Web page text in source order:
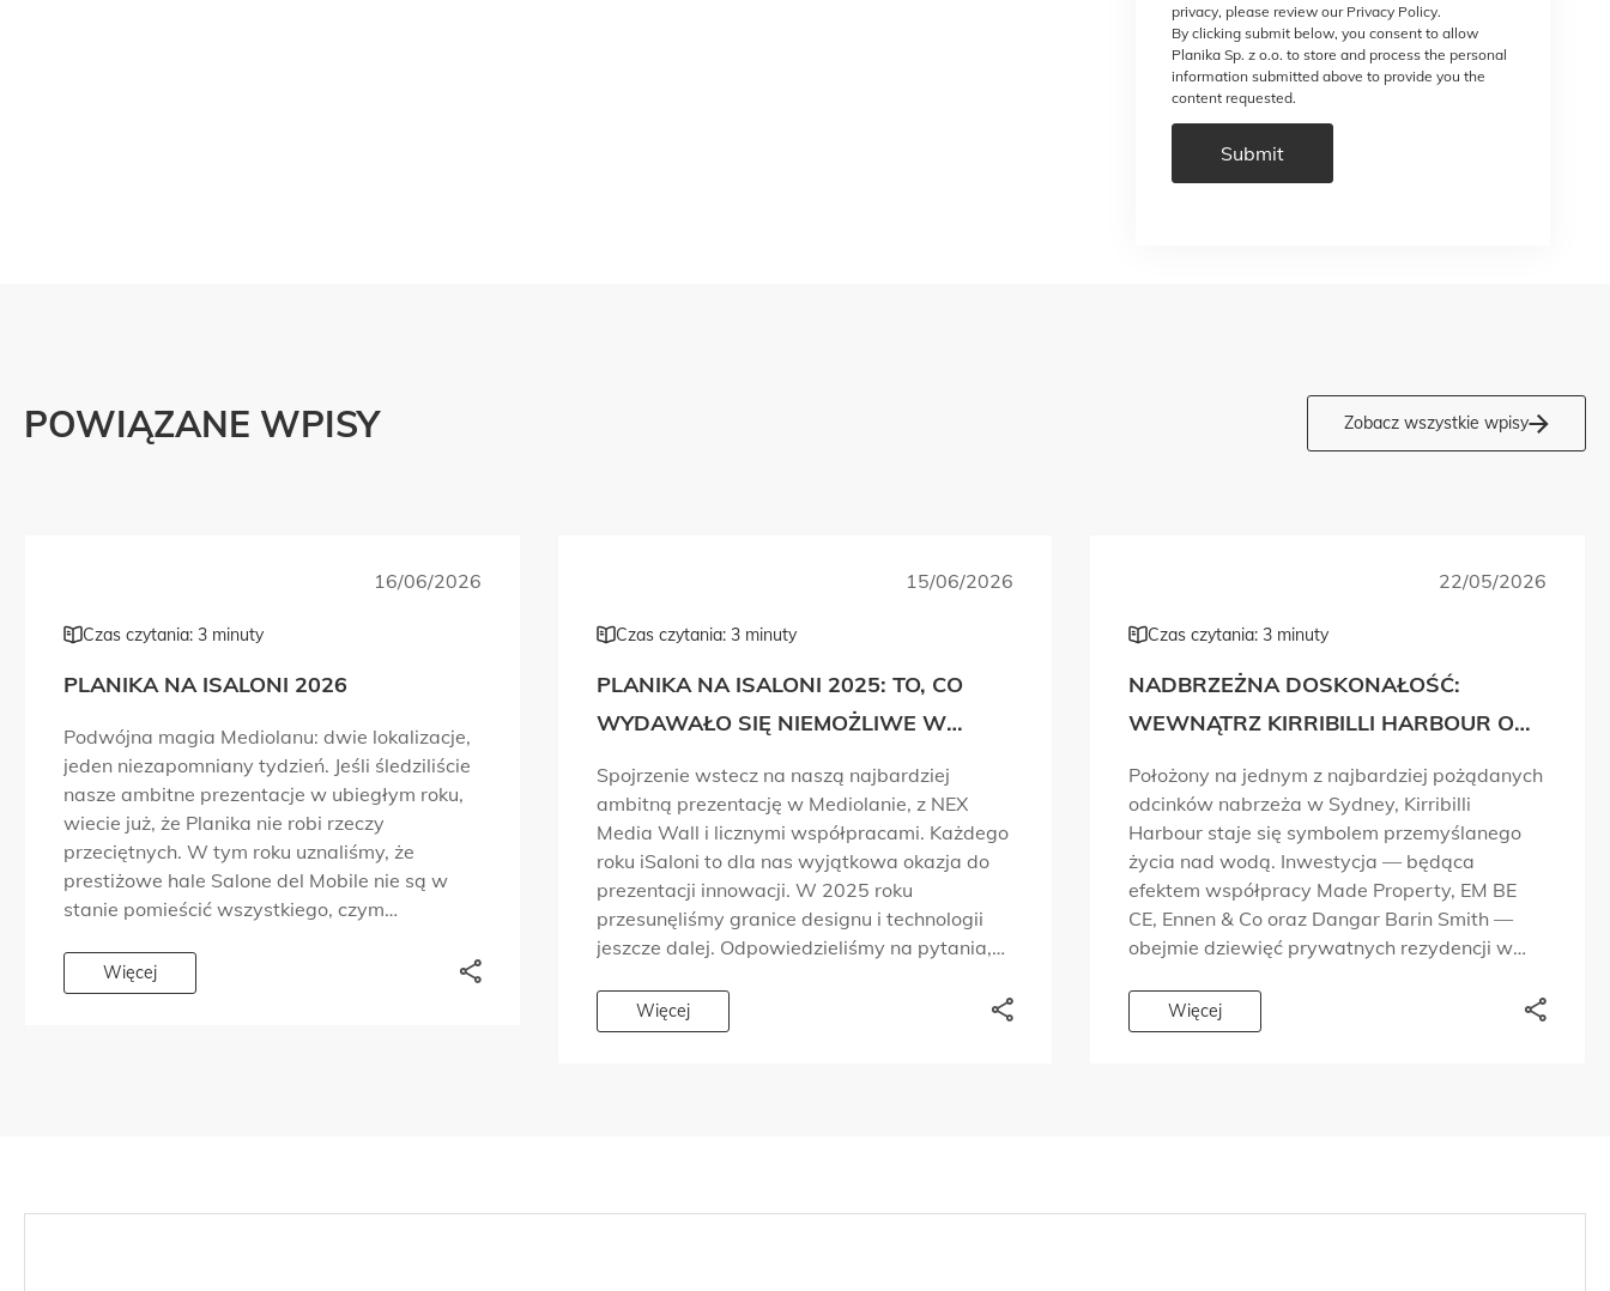
privacy, please review our Privacy Policy.
By clicking submit below, you consent to allow
Planika Sp. z o.o. to store and process the personal
information submitted above to provide you the
content requested.
POWIĄZANE WPISY Zobacz wszystkie wpisy
16/06/2026
Czas czytania: 3 minuty
PLANIKA NA ISALONI 2026
Podwójna magia Mediolanu: dwie lokalizacje,
jeden niezapomniany tydzień. Jeśli śledziliście
nasze ambitne prezentacje w ubiegłym roku,
wiecie już, że Planika nie robi rzeczy
przeciętnych. W tym roku uznaliśmy, że
prestiżowe hale Salone del Mobile nie są w
stanie pomieścić wszystkiego, czym
poza targowe przestrzenie, do tętniących
życiem dzielnic designu, i […]
Więcej
15/06/2026
Czas czytania: 3 minuty
PLANIKA NA ISALONI 2025: TO, CO
WYDAWAŁO SIĘ NIEMOŻLIWE W
STAŁO SIĘ RZECZYWISTOŚCIĄ!
Spojrzenie wstecz na naszą najbardziej
ambitną prezentację w Mediolanie, z NEX
Media Wall i licznymi współpracami. Każdego
roku iSaloni to dla nas wyjątkowa okazja do
prezentacji innowacji. W 2025 roku
przesunęliśmy granice designu i technologii
jeszcze dalej. Odpowiedzieliśmy na pytania,
abyście mogli doświadczyć marki Planika z
różnych perspektyw. Dlatego […]
Więcej
22/05/2026
Czas czytania: 3 minuty
NADBRZEŻNA DOSKONAŁOŚĆ:
WEWNĄTRZ KIRRIBILLI HARBOUR OD
Położony na jednym z najbardziej pożądanych
odcinków nabrzeża w Sydney, Kirribilli
Harbour staje się symbolem przemyślanego
życia nad wodą. Inwestycja — będąca
efektem współpracy Made Property, EM BE
CE, Ennen & Co oraz Dangar Barin Smith —
obejmie dziewięć prywatnych rezydencji w
prestiżem i ponadczasowym designem. Po
ukończeniu […]
Więcej